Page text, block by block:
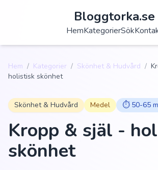
Bloggtorka.se
HemKategorierSök
Hem / Kategorier / Skönhet & Hudvård /
holistisk skönhet
Skönhet & Hudvård Medel ⏱️ 50-65
Kropp & själ -
skönhet